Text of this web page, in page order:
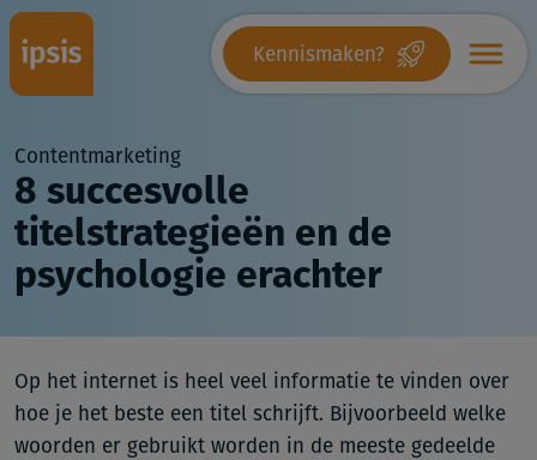
Kennismaken?
Contentmarketing
8 succesvolle
titelstrategieën en de
psychologie erachter
Op het internet is heel veel informatie te vinden over
hoe je het beste een titel schrijft. Bijvoorbeeld welke
woorden er gebruikt worden in de meeste gedeelde